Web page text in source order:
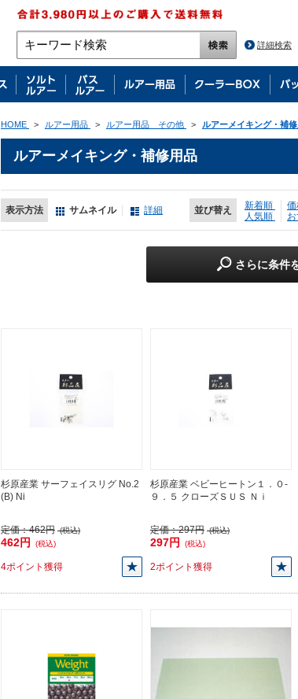
詳細検索
HOME > ルアー用品 > ルアー用品 その他 > ルアーメイキング・補
ルアーメイキング・補修用品
表示方法 サムネイル 詳細 並び替え 新着順
人気順
さらに条件
杉原産業 サーフェイスリグ No.2
(B) Ni
定価：462円 (税込)
462円 (税込)
4ポイント獲得
杉原産業 ベビーヒートン１．０-
９．５ クローズＳＵＳ Ｎｉ
定価：297円 (税込)
297円 (税込)
2ポイント獲得